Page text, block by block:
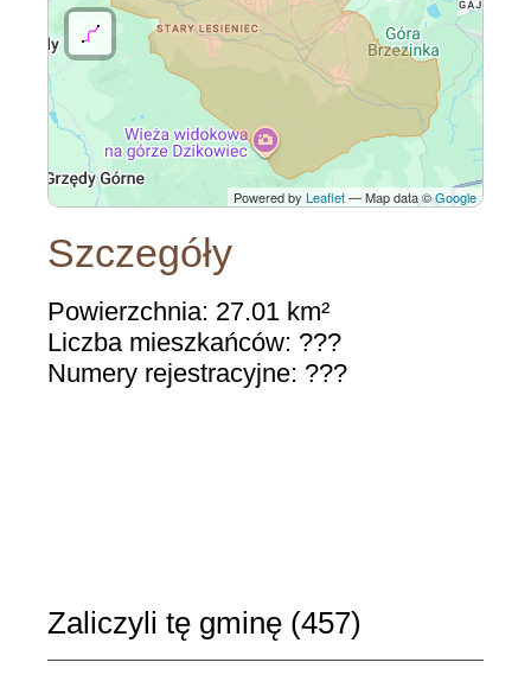
Powered by Leaflet— Map data ©Google
Szczegóły
Powierzchnia: 27.01 km²
Liczba mieszkańców: ???
Numery rejestracyjne: ???
Zaliczyli tę gminę (457)